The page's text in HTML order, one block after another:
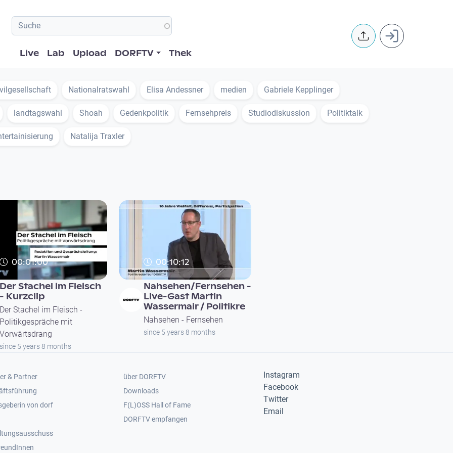
Hauptnavigation
Live Lab Upload DORFTV Thek
User
Nationalratswahl Elisa Andessner medien Gabriele Kepplinger
landtagswahl Shoah Gedenkpolitik Fernsehpreis Studiodiskussion Politiktalk
Natalija Traxler
00:01:00
Der Stachel im Fleisch
Kurzclip
Der Stachel im Fleisch -
Politikgespräche mit
Vorwärtsdrang
since 5 years 8 months
00:10:12
Nahsehen/Fernsehen -
Live-Gast Martin
Wassermair / Politikre
Nahsehen - Fernsehen
since 5 years 8 months
2
& Partner
von dorf
Footer 3
über DORFTV
Downloads
F(L)OSS Hall of Fame
Footer 4
DORFTV empfangen
Instagram
Facebook
Twitter
Email